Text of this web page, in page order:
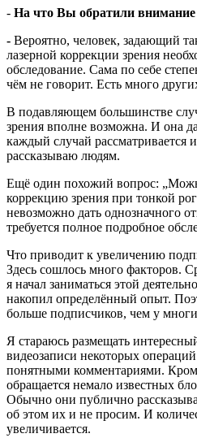
- На что Вы обратили внимание
- Вероятно, человек, задающий
лазерной коррекции зрения
обследование. Сама по себе
чём не говорит. Есть много
В подавляющем большинстве
зрения вполне возможна. И она
каждый случай рассматривается
рассказываю людям.
Ещё один похожий вопрос:
коррекцию зрения при тонкой
невозможно дать однозначного
требуется полное подробное
Что приводит к увеличению
Здесь сошлось много факторов.
я начал заниматься этой
накопил определённый опыт.
больше подписчиков, чем у
Я стараюсь размещать
видеозаписи некоторых
понятными комментариями.
обращается немало известных
Обычно они публично
об этом их и не просим. И
увеличивается.